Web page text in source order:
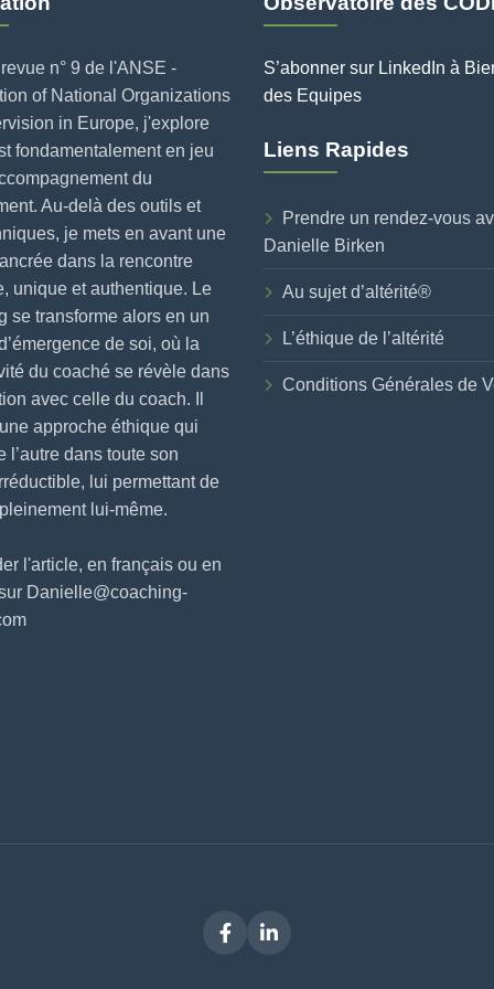
n° 9 de l'ANSE -
of National Organizations
in Europe, j'explore
fondamentalement en jeu
du
Au-delà des outils et
je mets en avant une
dans la rencontre
unique et authentique. Le
se transforme alors en un
de soi, où la
du coaché se révèle dans
avec celle du coach. Il
approche éthique qui
l’autre dans toute son
lui permettant de
lui-même.
l'article, en français ou en
Danielle@coaching-
S’abonner sur LinkedIn à
des Equipes
Liens Rapides
Prendre un rendez-vous
Danielle Birken
Au sujet d’altérité®
L’éthique de l’altérité
Conditions Générales de
FacebookLinkedIn